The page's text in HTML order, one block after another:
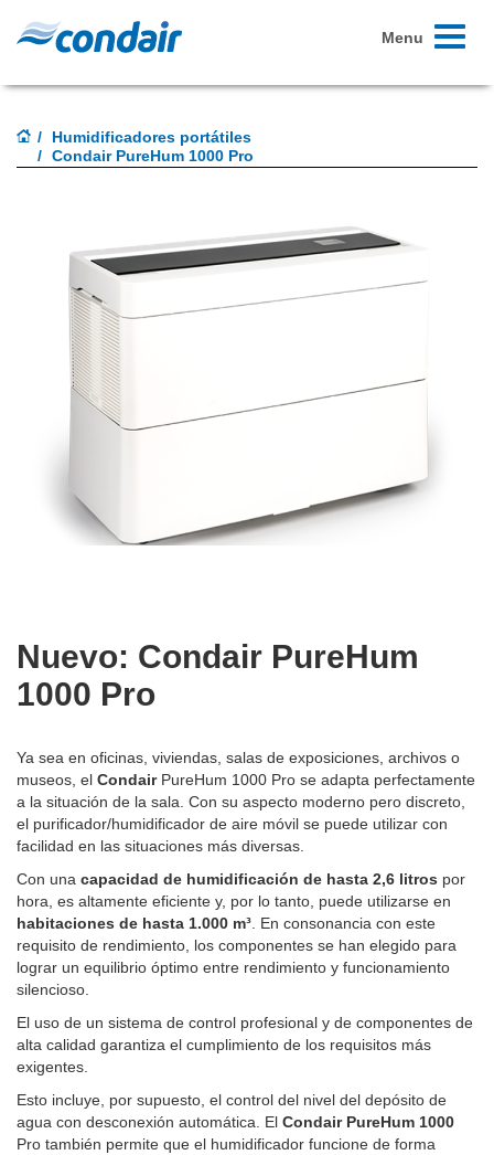
Toggle
Menu
Humidificadores portátiles
Condair PureHum 1000 Pro
Nuevo: Condair PureHum
1000 Pro
Ya sea en oficinas, viviendas, salas de exposiciones, archivos o
museos, el CondairPureHum 1000 Pro se adapta perfectamente
a la situación de la sala. Con su aspecto moderno pero discreto,
el purificador/humidificador de aire móvil se puede utilizar con
facilidad en las situaciones más diversas.
Con una capacidad de humidificación de hasta 2,6 litros por
hora, es altamente eficiente y, por lo tanto, puede utilizarse en
habitaciones de hasta 1.000 m³ . En consonancia con este
requisito de rendimiento, los componentes se han elegido para
lograr un equilibrio óptimo entre rendimiento y funcionamiento
silencioso.
El uso de un sistema de control profesional y de componentes de
alta calidad garantiza el cumplimiento de los requisitos más
exigentes.
Esto incluye, por supuesto, el control del nivel del depósito de
agua con desconexión automática. El Condair PureHum 1000
Pro también permite que el humidificador funcione de forma